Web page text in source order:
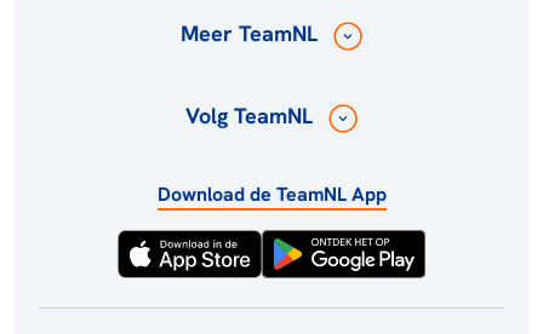
Meer TeamNL
Volg TeamNL
Download de TeamNL App